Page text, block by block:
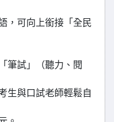
，可向上銜接「全民
筆試」（聽力、閱
生與口試老師輕鬆自